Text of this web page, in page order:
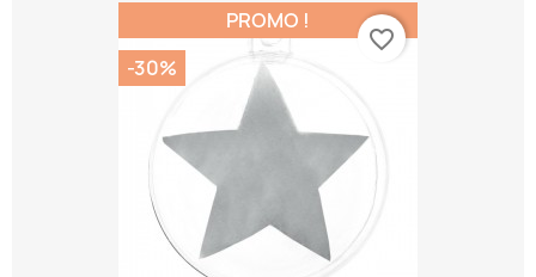
PROMO !
-30%
favorite_border